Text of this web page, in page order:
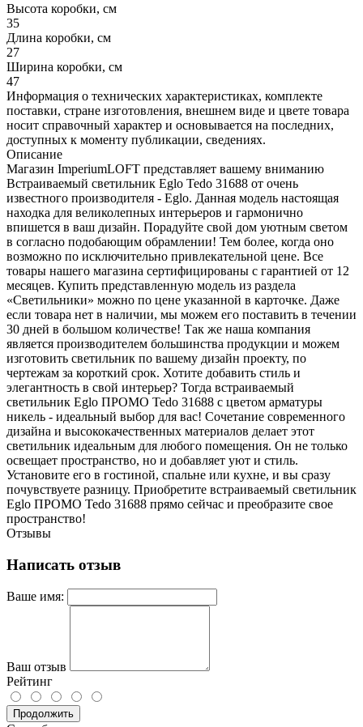
Высота коробки, см
35
Длина коробки, см
27
Ширина коробки, см
47
Информация о технических характеристиках, комплекте
поставки, стране изготовления, внешнем виде и цвете товара
носит справочный характер и основывается на последних,
доступных к моменту публикации, сведениях.
Описание
Магазин ImperiumLOFT представляет вашему вниманию
Встраиваемый светильник Eglo Tedo 31688 от очень
известного производителя - Eglo. Данная модель настоящая
находка для великолепных интерьеров и гармонично
впишется в ваш дизайн. Порадуйте свой дом уютным светом
в согласно подобающим обрамлении! Тем более, когда оно
возможно по исключительно привлекательной цене. Все
товары нашего магазина сертифицированы с гарантией от 12
месяцев. Купить представленную модель из раздела
«Светильники» можно по цене указанной в карточке. Даже
если товара нет в наличии, мы можем его поставить в течении
30 дней в большом количестве! Так же наша компания
является производителем большинства продукции и можем
изготовить светильник по вашему дизайн проекту, по
чертежам за короткий срок. Хотите добавить стиль и
элегантность в свой интерьер? Тогда встраиваемый
светильник Eglo ПРОМО Tedo 31688 с цветом арматуры
никель - идеальный выбор для вас! Сочетание современного
дизайна и высококачественных материалов делает этот
светильник идеальным для любого помещения. Он не только
освещает пространство, но и добавляет уют и стиль.
Установите его в гостиной, спальне или кухне, и вы сразу
почувствуете разницу. Приобретите встраиваемый светильник
Eglo ПРОМО Tedo 31688 прямо сейчас и преобразите свое
пространство!
Отзывы
Написать отзыв
Ваше имя:
Ваш отзыв
Рейтинг
Продолжить